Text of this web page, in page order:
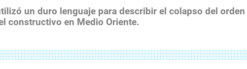
un duro lenguaje para describir el colapso del
constructivo en Medio Oriente.